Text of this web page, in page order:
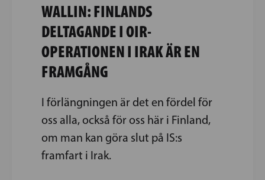
WALLIN: FINLANDS
DELTAGANDE I OIR-
OPERATIONEN I IRAK ÄR EN
FRAMGÅNG
I förlängningen är det en fördel för
oss alla, också för oss här i Finland,
om man kan göra slut på IS:s
framfart i Irak.